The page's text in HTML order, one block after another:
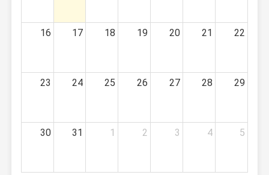
16 17 18 19 20 21 22
23 24 25 26 27 28 29
30 31 1 2 3 4 5